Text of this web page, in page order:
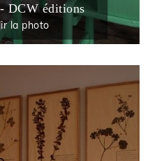
DCW éditions
la photo